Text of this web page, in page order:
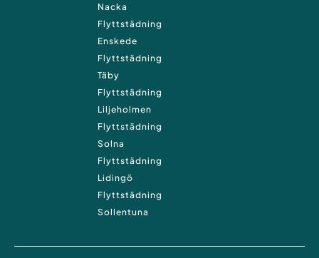
Nacka
Flyttstädning
Enskede
Flyttstädning
Täby
Flyttstädning
Liljeholmen
Flyttstädning
Solna
Flyttstädning
Lidingö
Flyttstädning
Sollentuna